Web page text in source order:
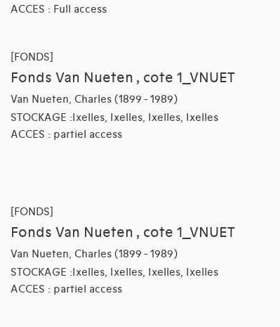
ACCES : Full access
[FONDS]
Fonds Van Nueten , cote 1_VNUET
Van Nueten, Charles (1899 - 1989)
STOCKAGE :Ixelles, Ixelles, Ixelles, Ixelles
ACCES : partiel access
[FONDS]
Fonds Van Nueten , cote 1_VNUET
Van Nueten, Charles (1899 - 1989)
STOCKAGE :Ixelles, Ixelles, Ixelles, Ixelles
ACCES : partiel access